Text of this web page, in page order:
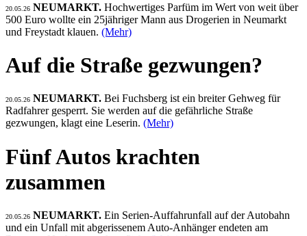
20.05.26 NEUMARKT. Hochwertiges Parfüm im Wert von weit über
500 Euro wollte ein 25jähriger Mann aus Drogerien in Neumarkt
und Freystadt klauen. (Mehr)
Auf die Straße gezwungen?
20.05.26 NEUMARKT. Bei Fuchsberg ist ein breiter Gehweg für
Radfahrer gesperrt. Sie werden auf die gefährliche Straße
gezwungen, klagt eine Leserin. (Mehr)
Fünf Autos krachten
zusammen
20.05.26 NEUMARKT. Ein Serien-Auffahrunfall auf der Autobahn
und ein Unfall mit abgerissenem Auto-Anhänger endeten am